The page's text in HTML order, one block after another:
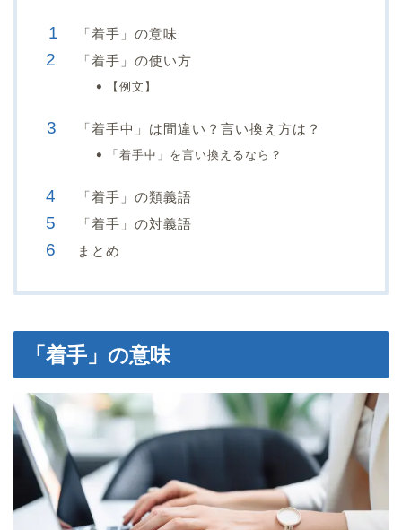
「着手」の意味
「着手」の使い方
【例文】
「着手中」は間違い？言い換え方は？
「着手中」を言い換えるなら？
「着手」の類義語
「着手」の対義語
まとめ
「着手」の意味